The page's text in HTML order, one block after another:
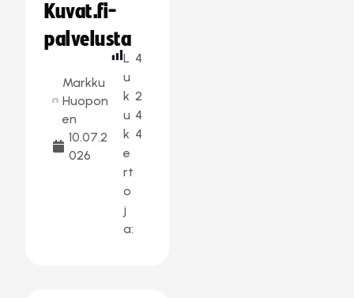
Kuvat.fi-
palvelusta
Markku
Huopon
en
10.07.2
026
L
u
k
u
k
e
rt
o
j
a:
4
2
4
4